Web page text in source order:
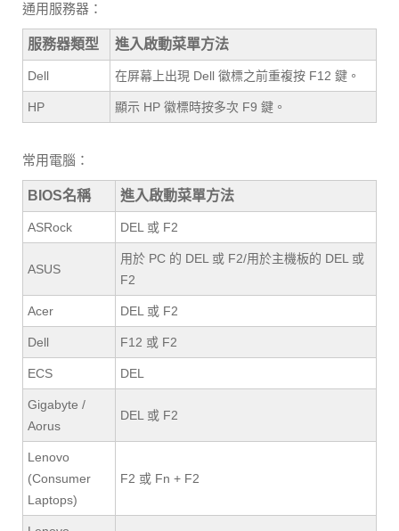
通用服務器：
服務器類型 進入啟動菜單方法
Dell 在屏幕上出現 Dell 徽標之前重複按 F12 鍵。
HP 顯示 HP 徽標時按多次 F9 鍵。
常用電腦：
BIOS名稱 進入啟動菜單方法
ASRock DEL 或 F2
ASUS
用於 PC 的 DEL 或 F2/用於主機板的 DEL 或
F2
Acer DEL 或 F2
Dell F12 或 F2
ECS DEL
Gigabyte /
Aorus
DEL 或 F2
Lenovo
(Consumer
Laptops)
F2 或 Fn + F2